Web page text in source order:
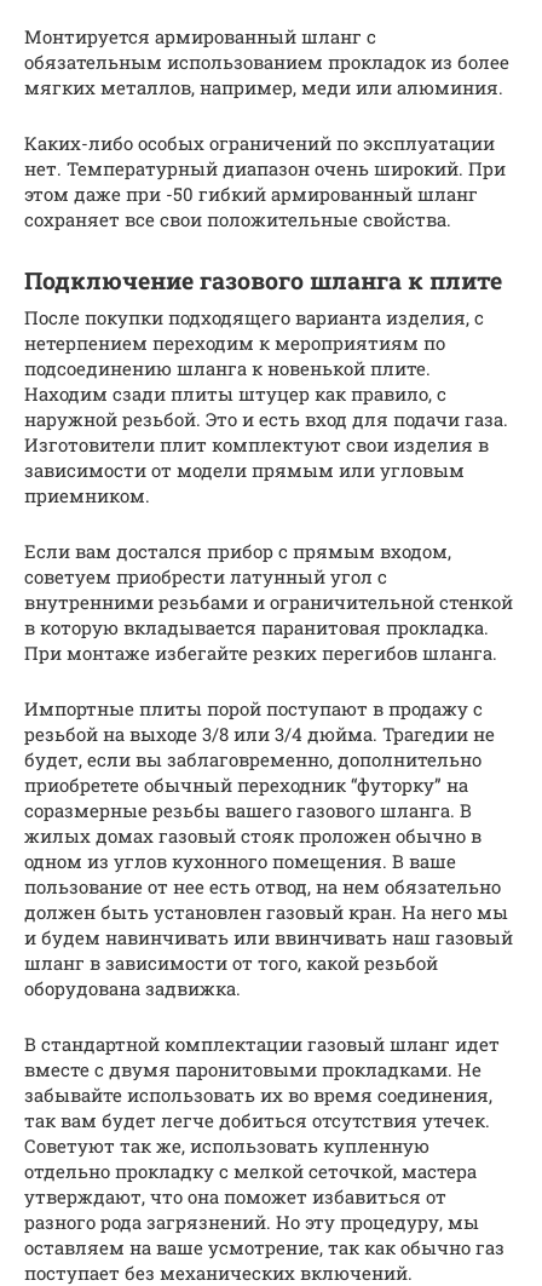
Монтируется армированный шланг с
обязательным использованием прокладок из более
мягких металлов, например, меди или алюминия.
Каких-либо особых ограничений по эксплуатации
нет. Температурный диапазон очень широкий. При
этом даже при -50 гибкий армированный шланг
сохраняет все свои положительные свойства.
Подключение газового шланга к плите
После покупки подходящего варианта изделия, с
нетерпением переходим к мероприятиям по
подсоединению шланга к новенькой плите.
Находим сзади плиты штуцер как правило, с
наружной резьбой. Это и есть вход для подачи газа.
Изготовители плит комплектуют свои изделия в
зависимости от модели прямым или угловым
приемником.
Если вам достался прибор с прямым входом,
советуем приобрести латунный угол с
внутренними резьбами и ограничительной стенкой
в которую вкладывается паранитовая прокладка.
При монтаже избегайте резких перегибов шланга.
Импортные плиты порой поступают в продажу с
резьбой на выходе 3/8 или 3/4 дюйма. Трагедии не
будет, если вы заблаговременно, дополнительно
приобретете обычный переходник “футорку” на
соразмерные резьбы вашего газового шланга. В
жилых домах газовый стояк проложен обычно в
одном из углов кухонного помещения. В ваше
пользование от нее есть отвод, на нем обязательно
должен быть установлен газовый кран. На него мы
и будем навинчивать или ввинчивать наш газовый
шланг в зависимости от того, какой резьбой
оборудована задвижка.
В стандартной комплектации газовый шланг идет
вместе с двумя паронитовыми прокладками. Не
забывайте использовать их во время соединения,
так вам будет легче добиться отсутствия утечек.
Советуют так же, использовать купленную
отдельно прокладку с мелкой сеточкой, мастера
утверждают, что она поможет избавиться от
разного рода загрязнений. Но эту процедуру, мы
оставляем на ваше усмотрение, так как обычно газ
поступает без механических включений.